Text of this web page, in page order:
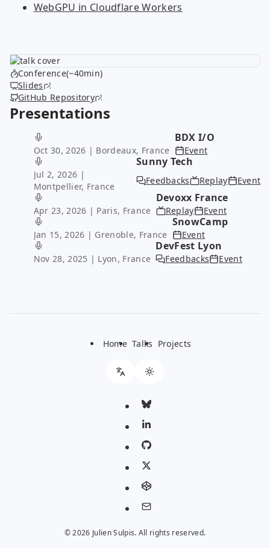
WebGPU in Cloudflare Workers
Conference(~40min)
Slides
GitHub Repository
Presentations
BDX I/O
Oct 30, 2026 | Bordeaux, France Event
Sunny Tech
Jul 2, 2026 |
Montpellier, France
Feedbacks Replay Event
Devoxx France
Apr 23, 2026 | Paris, France Replay Event
SnowCamp
Jan 15, 2026 | Grenoble, France Event
DevFest Lyon
Nov 28, 2025 | Lyon, France Feedbacks Event
Home Talks Projects
© 2026 Julien Sulpis. All rights reserved.